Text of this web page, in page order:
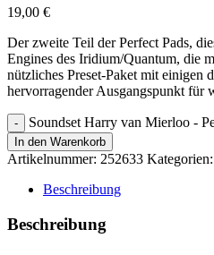
19,00 €
Der zweite Teil der Perfect Pads,
Engines des Iridium/Quantum, die
nützliches Preset-Paket mit einigen
hervorragender Ausgangspunkt für
Soundset Harry van Mierloo -
In den Warenkorb
Artikelnummer: 252633 Kategorien:
Beschreibung
Beschreibung